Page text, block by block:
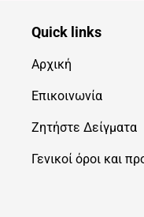
Quick links
Αρχική
Επικοινωνία
Ζητήστε Δείγματα
Γενικοί όροι και